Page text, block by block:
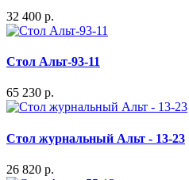
32 400 р.
Стол Альт-93-11
65 230 р.
Стол журнальный Альт - 13-23
26 820 р.